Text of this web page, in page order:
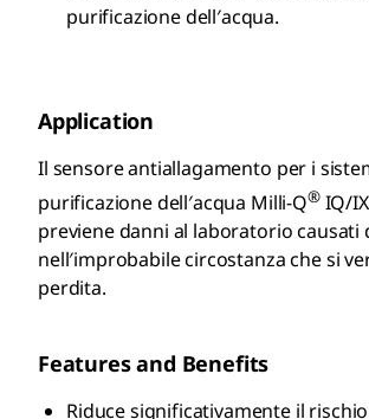
purificazione dell′acqua.
Application
Il sensore antiallagamento per i
purificazione dell′acqua Milli-Q®IQ/
previene danni al laboratorio causati
nell′improbabile circostanza che si
perdita.
Features and Benefits
Riduce significativamente il